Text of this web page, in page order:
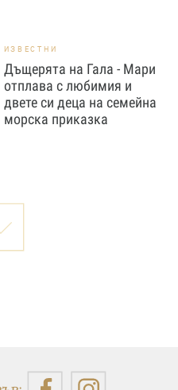
ИЗВЕСТНИ
Дъщерята на Гала - Мари
отплава с любимия и
двете си деца на семейна
морска приказка